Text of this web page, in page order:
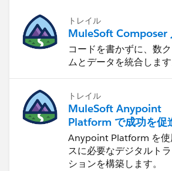
トレイル
MuleSoft Composer
コードを書かずに、数
ムとデータを統合します
トレイル
MuleSoft Anypoint
Platform で成功を促
る
Anypoint Platform を使
スに必要なデジタルト
ションを構築します。